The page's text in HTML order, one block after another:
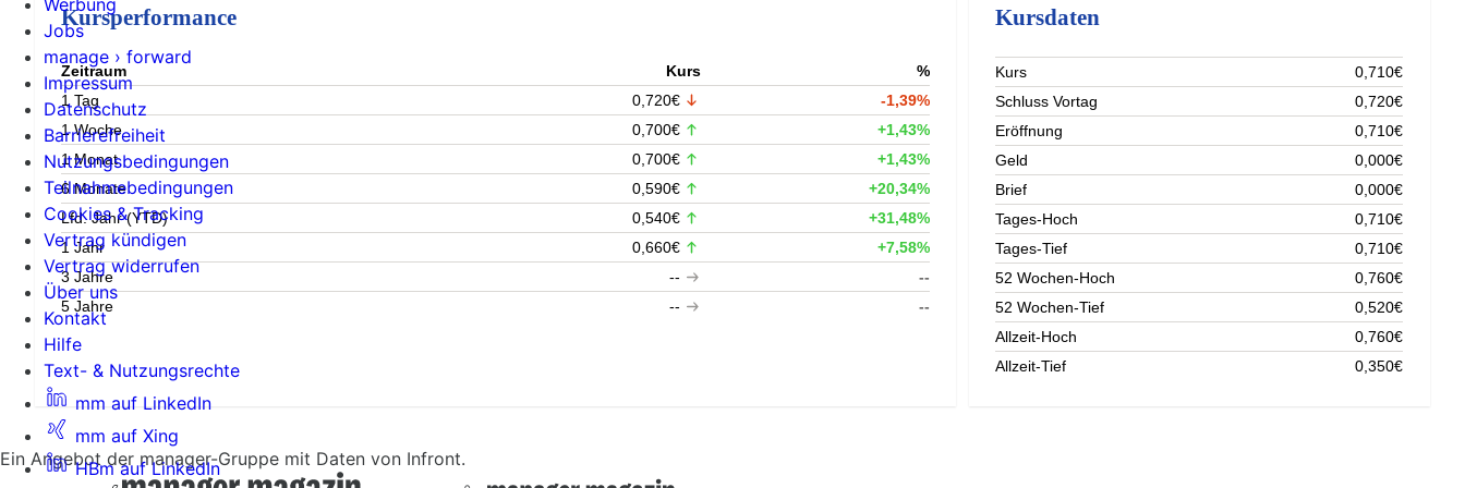
Kursperformance
Zeitraum Kurs
%
1 Tag
0,720€
-1,39%
1 Woche
0,700€
+1,43%
1 Monat
0,700€
+1,43%
6 Monate
0,590€
+20,34%
Lfd. Jahr (YTD)
0,540€
+31,48%
1 Jahr
0,660€
+7,58%
3 Jahre
--
--
5 Jahre
-- --
Kursdaten
Kurs
0,710€
Schluss Vortag
0,720€
Eröffnung
0,710€
Geld
0,000€
Brief
0,000€
Tages-Hoch
0,710€
Tages-Tief
0,710€
52 Wochen-Hoch
0,760€
52 Wochen-Tief
0,520€
Allzeit-Hoch
0,760€
Allzeit-Tief
0,350€
Ein Angebot der manager-Gruppe mit Daten von Infront.
Werbung
Jobs
manage › forward
Impressum
Datenschutz
Barrierefreiheit
Nutzungsbedingungen
Teilnahmebedingungen
Cookies & Tracking
Vertrag kündigen
Vertrag widerrufen
Über uns
Kontakt
Hilfe
Text- & Nutzungsrechte
mm auf LinkedIn
mm auf Xing
HBm auf LinkedIn